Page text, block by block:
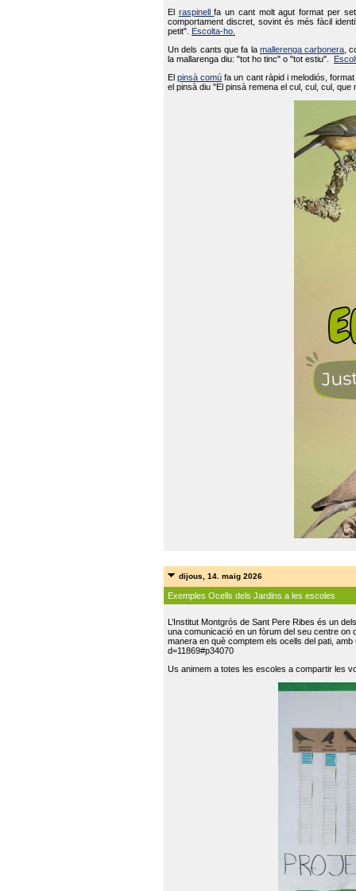
El raspinellfa un cant molt agut format per
comportament discret, sovint és més fàcil
petit".
Escolta-ho.
Un dels cants que fa la mallerenga carbonera ,
la mallarenga diu: "tot ho tinc" o "tot estiu".
Elpinsà comú fa un cant ràpid i melodiós,
el pinsà diu "El pinsà remena el cul, cul, cul,
dijous, 14. maig 2026
Exemples Ocells dels Jardins a les escoles
L’Institut Montgrós de Sant Pere Ribes és un
una comunicació en un fòrum del seu centre on
manera en què comptem els ocells del pati,
d=11869#p34070
Us animem a totes les escoles a compartir les